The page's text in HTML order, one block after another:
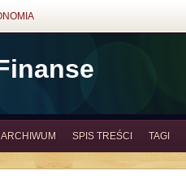
ARCHIWUM SPIS TREŚCI TAGI